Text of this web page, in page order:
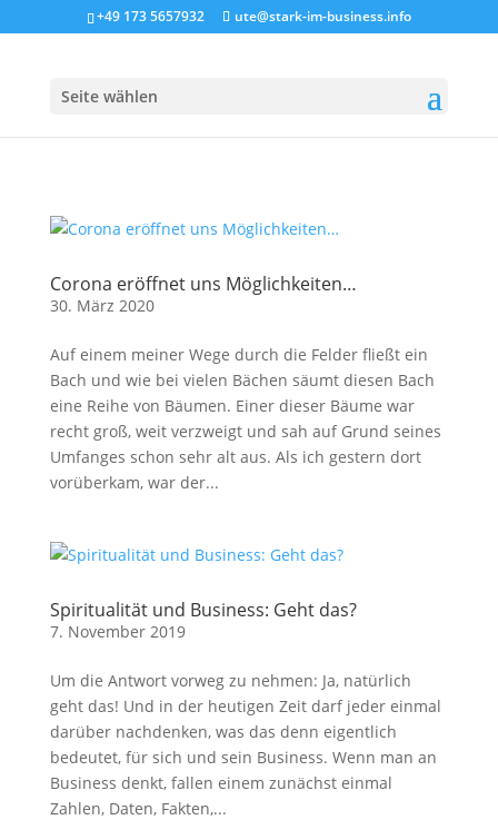
+49 173 5657932 ute@stark-im-business.info
Seite wählen
Corona eröffnet uns Möglichkeiten…
30. März 2020
Auf einem meiner Wege durch die Felder fließt ein
Bach und wie bei vielen Bächen säumt diesen Bach
eine Reihe von Bäumen. Einer dieser Bäume war
recht groß, weit verzweigt und sah auf Grund seines
Umfanges schon sehr alt aus. Als ich gestern dort
vorüberkam, war der...
Spiritualität und Business: Geht das?
7. November 2019
Um die Antwort vorweg zu nehmen: Ja, natürlich
geht das! Und in der heutigen Zeit darf jeder einmal
darüber nachdenken, was das denn eigentlich
bedeutet, für sich und sein Business. Wenn man an
Business denkt, fallen einem zunächst einmal
Zahlen, Daten, Fakten,...